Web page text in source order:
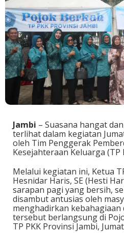
Jambi – Suasana hangat
terlihat dalam kegiatan
oleh Tim Penggerak
Kesejahteraan Keluarga (TP
Melalui kegiatan ini, Ketua
Hesnidar Haris, SE (Hesti
sarapan pagi yang bersih,
disambut antusias oleh
menghadirkan kebahagiaan
tersebut berlangsung di
TP PKK Provinsi Jambi,